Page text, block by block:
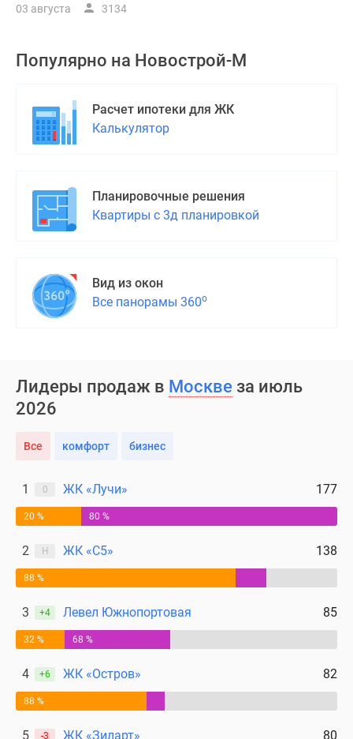
03 августа 3134
Популярно на Новострой-М
Расчет ипотеки для ЖК
Калькулятор
Планировочные решения
Квартиры с 3д планировкой
Вид из окон
Все панорамы 360о
Лидеры продаж в Москве за июль
2026
Все комфорт бизнес
1 0 ЖК «Лучи» 177
20 % 80 %
2 Н ЖК «С5» 138
88 %
3 +4 Левел Южнопортовая 85
32 % 68 %
4 +6 ЖК «Остров» 82
88 %
5 -3 ЖК «Зиларт» 80